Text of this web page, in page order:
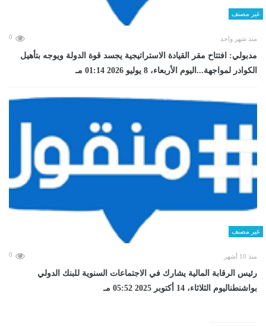
غير مصنف
منذ شهر واحد 0
مدبولي: افتتاح مقر القيادة الاستراتيجية يجسد قوة الدولة ويوجه بتأهيل
الكوادر لمواجهة...اليوم الأربعاء، 8 يوليو 2026 01:14 مـ
غير مصنف
منذ 10 أشهر 0
رئيس الرقابة المالية يشارك في الاجتماعات السنوية للبنك الدولي
بواشنطناليوم الثلاثاء، 14 أكتوبر 2025 05:52 مـ